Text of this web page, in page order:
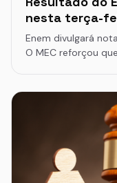
nesta terça-
Enem divulgará
O MEC reforçou